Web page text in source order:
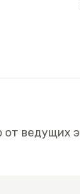
ведущих